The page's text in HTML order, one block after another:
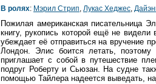
В ролях: Мэрил Стрип, Лукас Хеджес,
Пожилая американская писательница
книгу, рукопись которой ещё не видели
убеждает её отправиться на вручение
Лондон. Элис боится летать,
приглашает с собой в путешествие
подруг Роберту и Сьюзан. На судне
помощью Тайлера надеется выведать,